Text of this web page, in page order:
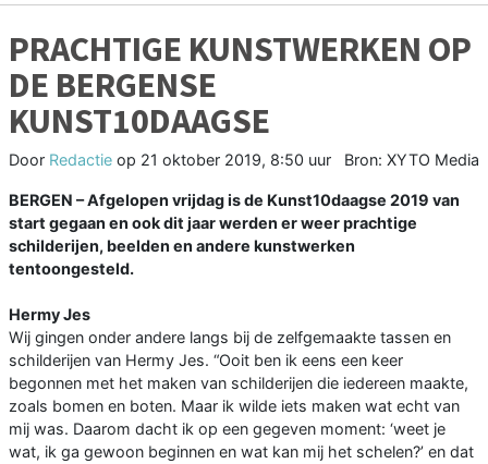
PRACHTIGE KUNSTWERKEN OP
DE BERGENSE
KUNST10DAAGSE
Door Redactie op 21 oktober 2019, 8:50 uur Bron: XYTO Media
BERGEN – Afgelopen vrijdag is de Kunst10daagse 2019 van
start gegaan en ook dit jaar werden er weer prachtige
schilderijen, beelden en andere kunstwerken
tentoongesteld.
Hermy Jes
Wij gingen onder andere langs bij de zelfgemaakte tassen en
schilderijen van Hermy Jes. “Ooit ben ik eens een keer
begonnen met het maken van schilderijen die iedereen maakte,
zoals bomen en boten. Maar ik wilde iets maken wat echt van
mij was. Daarom dacht ik op een gegeven moment: ‘weet je
wat, ik ga gewoon beginnen en wat kan mij het schelen?’ en dat